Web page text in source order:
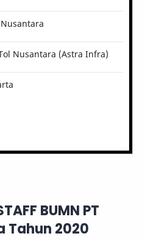
Nusantara (Astra Infra)
BUMN PT
Tahun 2020